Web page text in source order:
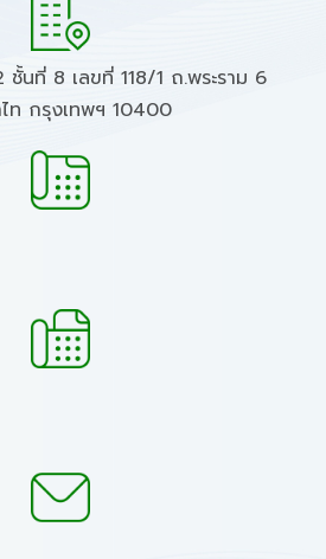
ชั้นที่ 8 เลขที่ 118/1 ถ.พระราม 6
กรุงเทพฯ 10400